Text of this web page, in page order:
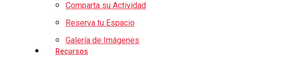
Comparta su Actividad
Reserva tu Espacio
Galería de Imágenes
Recursos